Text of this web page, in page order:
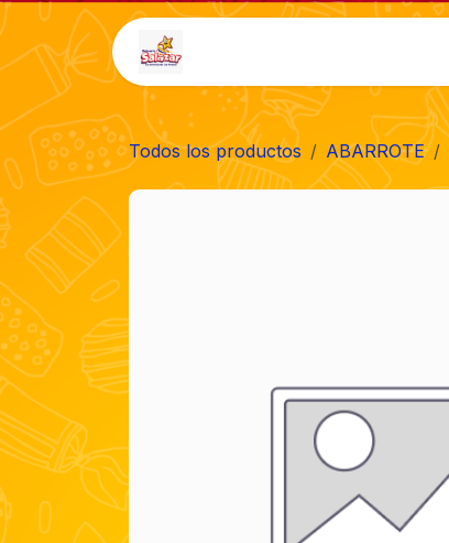
Ir al contenido
Todos los productos ABARROTE